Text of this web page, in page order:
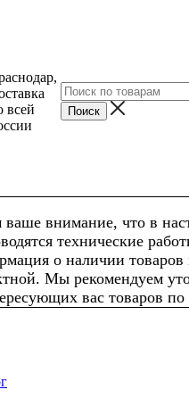
всей
внимание, что в
технические
о наличии
Мы рекомендуем
вас товаров по